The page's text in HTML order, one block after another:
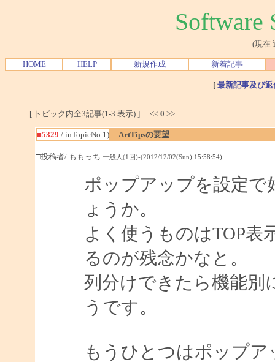
Software
(現在
HOME HELP 新規作成 新着記事
[ 最新記事及び
[ トピック内全3記事(1-3 表示) ] << 0 >>
■5329 / inTopicNo.1) ArtTipsの要望
□投稿者/ ももっち 一般人(1回)-(2012/12/02(Sun) 15:58:54)
ポップアップを設定で
ょうか。
よく使うものはTOP表
るのが残念かなと。
列分けできたら機能別
うです。
もうひとつはポップ